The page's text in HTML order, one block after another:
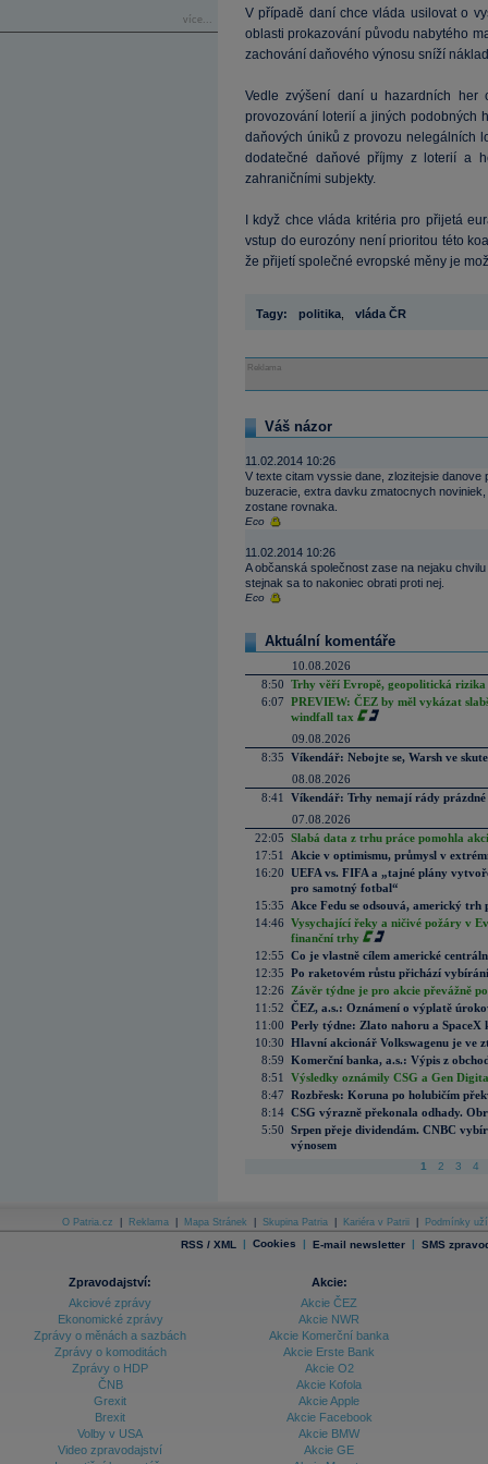
více...
V případě daní chce vláda usilovat o
oblasti prokazování původu nabytého
zachování daňového výnosu sníží
Vedle zvýšení daní u hazardních her
provozování loterií a jiných podobných
daňových úniků z provozu nelegálních
dodatečné daňové příjmy z loterií a
zahraničními subjekty.
I když chce vláda kritéria pro přijetá
vstup do eurozóny není prioritou této
že přijetí společné evropské měny je
Tagy: politika vláda ČR
Reklama
Váš názor
11.02.2014 10:26
V texte citam vyssie dane, zlozitejsie
buzeracie, extra davku zmatocnych
zostane rovnaka.
Eco
11.02.2014 10:26
A občanská společnost zase na nejaku
stejnak sa to nakoniec obrati proti nej.
Eco
Aktuální komentáře
10.08.2026
8:50 Trhy věří Evropě, geopolitická rizika
6:07 PREVIEW: ČEZ by měl vykázat
windfall tax
09.08.2026
8:35 Víkendář: Nebojte se, Warsh ve
08.08.2026
8:41
Víkendář: Trhy nemají rády prázdné
07.08.2026
22:05 Slabá data z trhu práce pomohla
17:51
Akcie v optimismu, průmysl v
16:20 UEFA vs. FIFA a „tajné plány
pro samotný fotbal“
15:35
Akce Fedu se odsouvá, americký
14:46 Vysychající řeky a ničivé požáry v
finanční trhy
12:55 Co je vlastně cílem americké
12:35 Po raketovém růstu přichází
12:26
Závěr týdne je pro akcie převážně
11:52 ČEZ, a.s.: Oznámení o výplatě
11:00 Perly týdne: Zlato nahoru a SpaceX
10:30 Hlavní akcionář Volkswagenu je ve
8:59 Komerční banka, a.s.: Výpis z
8:51
Výsledky oznámily CSG a Gen
8:47 Rozbřesk: Koruna po holubičím
8:14 CSG výrazně překonala odhady.
5:50 Srpen přeje dividendám. CNBC
výnosem
1 2 3 4
O Patria.cz Reklama Mapa Stránek Skupina Patria Kariéra v Patrii Podmínky
RSS / XML | Cookies | E-mail newsletter | SMS
Zpravodajství:
Akciové zprávy
Ekonomické zprávy
Zprávy o měnách a sazbách
Zprávy o komoditách
Zprávy o HDP
ČNB
Grexit
Brexit
Volby v USA
Video zpravodajství
Akcie:
Akcie ČEZ
Akcie NWR
Akcie Komerční banka
Akcie Erste Bank
Akcie O2
Akcie Kofola
Akcie Apple
Akcie Facebook
Akcie BMW
Akcie GE